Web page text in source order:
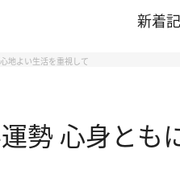
新着
地よい生活を重視して
勢 心身と